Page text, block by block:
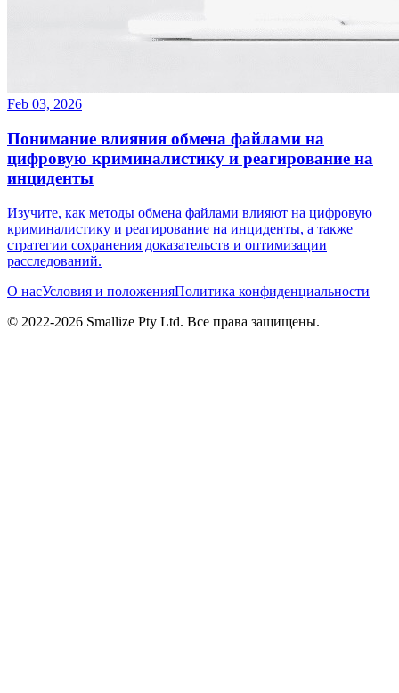
Feb 03, 2026
Понимание влияния обмена файлами на
цифровую криминалистику и реагирование на
инциденты
Изучите, как методы обмена файлами влияют на цифровую
криминалистику и реагирование на инциденты, а также
стратегии сохранения доказательств и оптимизации
расследований.
О насУсловия и положенияПолитика конфиденциальности
© 2022-2026 Smallize Pty Ltd. Все права защищены.